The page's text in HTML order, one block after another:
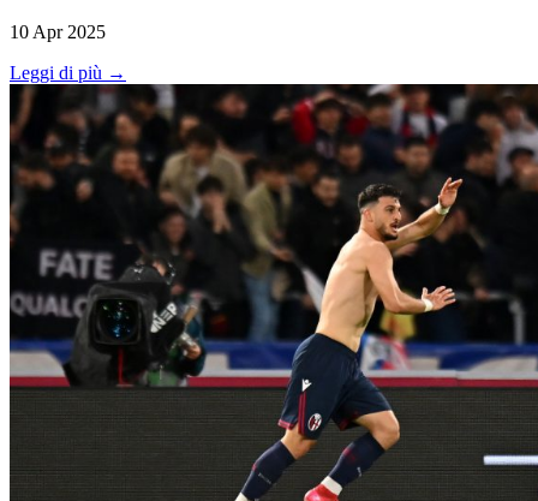
10 Apr 2025
Leggi di più →